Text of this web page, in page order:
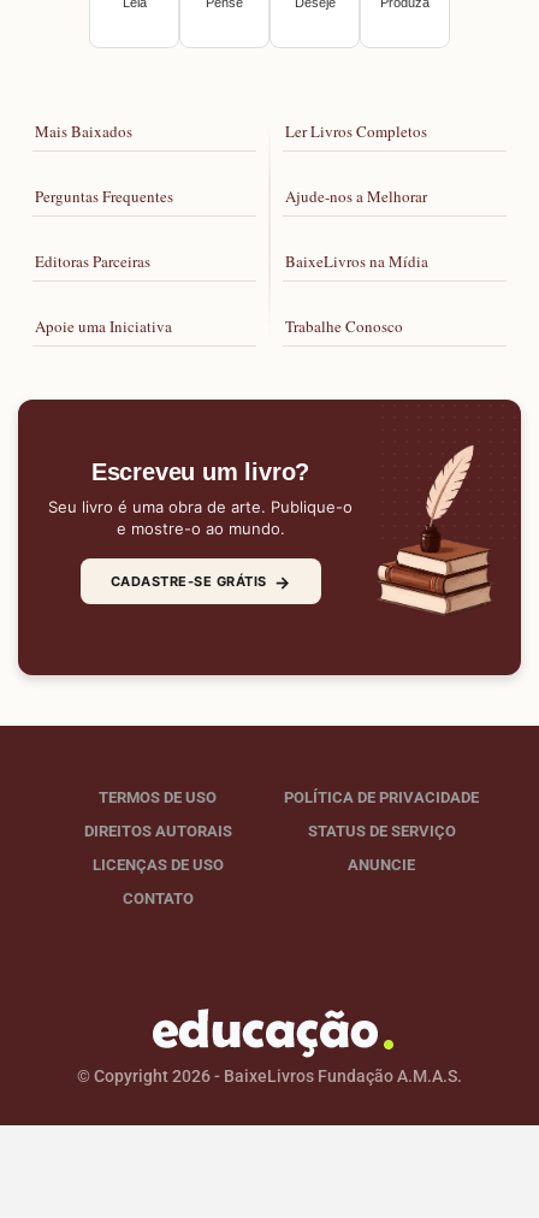
Mais Baixados
Perguntas Frequentes
Editoras Parceiras
Apoie uma Iniciativa
Ler Livros Completos
Ajude-nos a Melhorar
BaixeLivros na Mídia
Trabalhe Conosco
Escreveu um livro?
Seu livro é uma obra de arte. Publique-o
e mostre-o ao mundo.
CADASTRE-SE GRÁTIS →
TERMOS DE USO
POLÍTICA DE PRIVACIDADE
DIREITOS AUTORAIS
STATUS DE SERVIÇO
LICENÇAS DE USO
ANUNCIE
CONTATO
© Copyright 2026 - BaixeLivros Fundação A.M.A.S.